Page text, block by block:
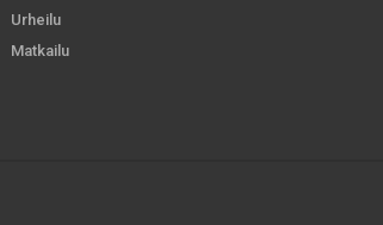
Urheilu
Matkailu